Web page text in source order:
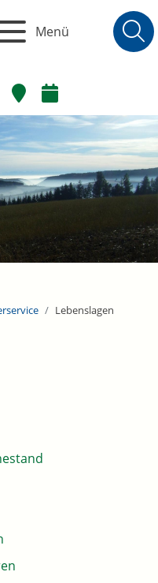
Menü
Lebenslagen